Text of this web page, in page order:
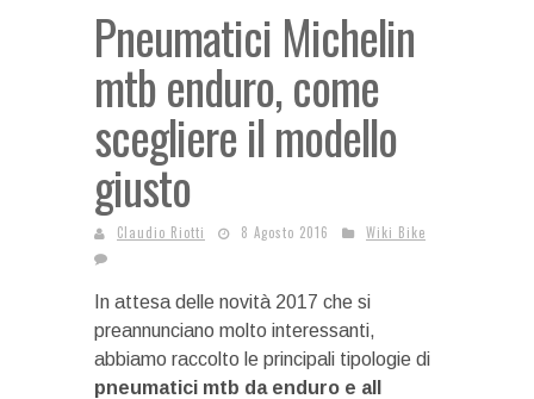
Pneumatici Michelin
mtb enduro, come
scegliere il modello
giusto
Claudio Riotti 8 Agosto 2016 Wiki Bike
In attesa delle novità 2017 che si
preannunciano molto interessanti,
abbiamo raccolto le principali tipologie di
pneumatici mtb da enduro e all